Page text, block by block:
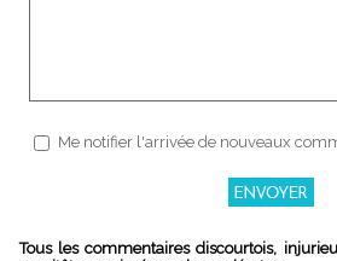
Me notifier l'arrivée de nouveaux
Tous les commentaires discourtois,